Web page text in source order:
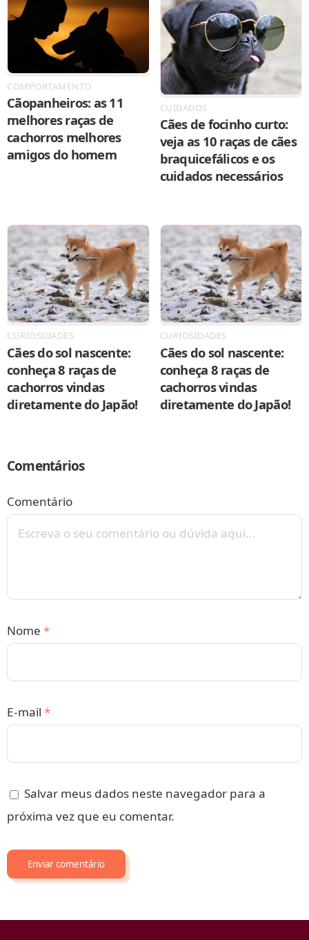
COMPORTAMENTO
Cãopanheiros: as 11
melhores raças de
cachorros melhores
amigos do homem
CUIDADOS
Cães de focinho curto:
veja as 10 raças de cães
braquicefálicos e os
cuidados necessários
CURIOSIDADES
Cães do sol nascente:
conheça 8 raças de
cachorros vindas
diretamente do Japão!
CURIOSIDADES
Cães do sol nascente:
conheça 8 raças de
cachorros vindas
diretamente do Japão!
Comentários
Comentário
Nome *
E-mail *
Salvar meus dados neste navegador para a
próxima vez que eu comentar.